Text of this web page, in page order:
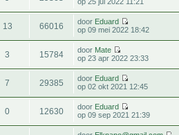
13 66016 door Eduard
op 09 mei 2022 18:42
3 15784 door Mate
op 23 apr 2022 23:33
7 29385 door Eduard
op 02 okt 2021 12:45
0 12630 door Eduard
op 09 sep 2021 21:39